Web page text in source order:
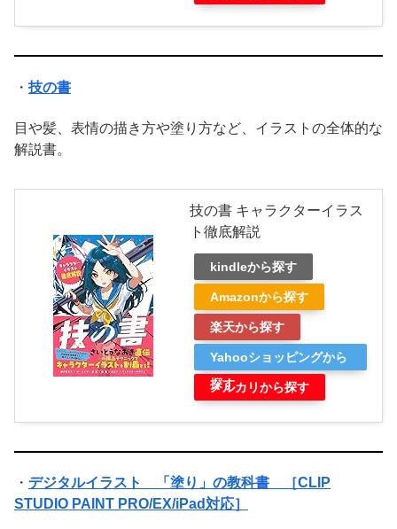
・ 技の書
目や髪、表情の描き方や塗り方など、イラストの全体的な
解説書。
技の書 キャラクターイラス
ト徹底解説
kindleから探す
Amazonから探す
楽天から探す
Yahooショッピングから
探す
メルカリから探す
・ デジタルイラスト 「塗り」の教科書 ［CLIP
STUDIO PAINT PRO/EX/iPad対応］